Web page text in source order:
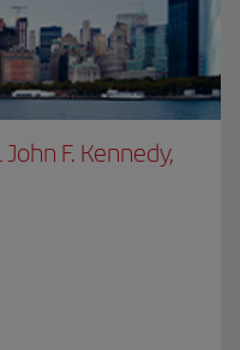
F. Kennedy,